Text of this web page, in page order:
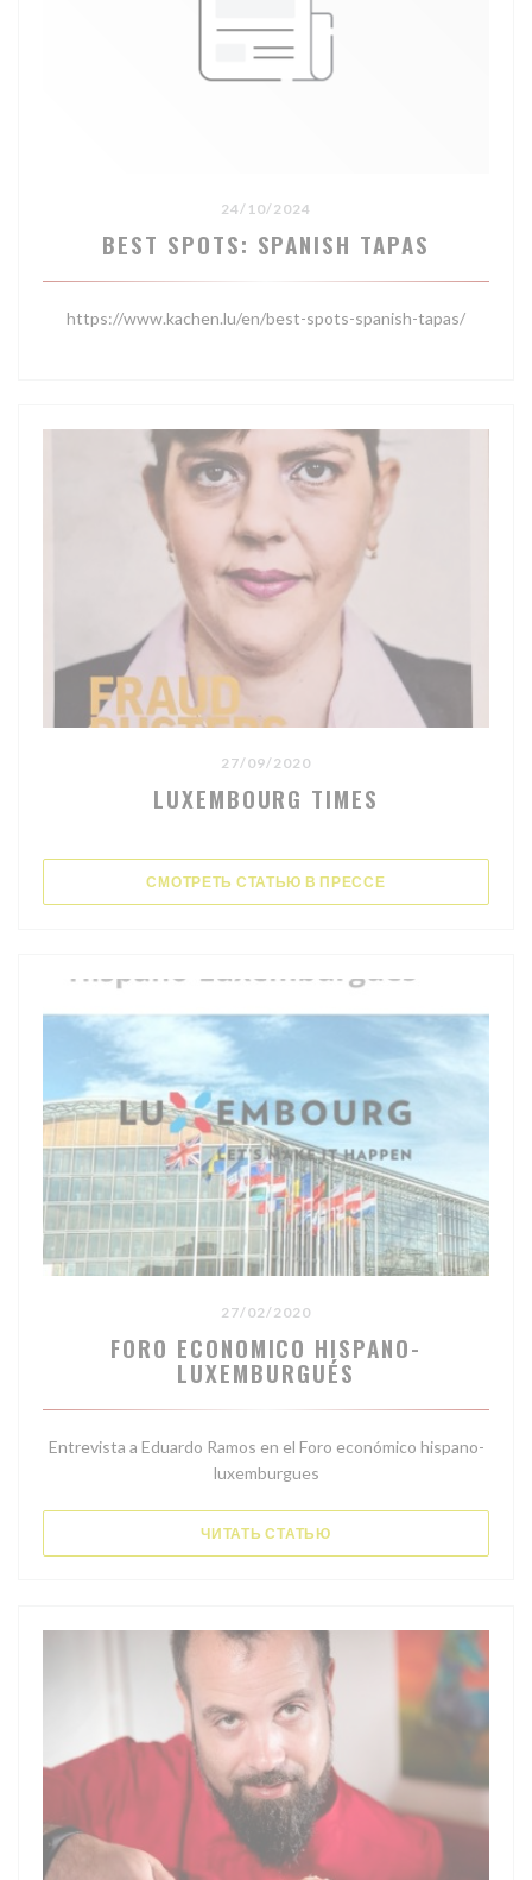
24/10/2024
BEST SPOTS: SPANISH TAPAS
https://www.kachen.lu/en/best-spots-spanish-tapas/
27/09/2020
LUXEMBOURG TIMES
СМОТРЕТЬ СТАТЬЮ В ПРЕССЕ((ОТКРЫВАЕТСЯ
27/02/2020
FORO ECONOMICO HISPANO-
LUXEMBURGUÉS
Entrevista a Eduardo Ramos en el Foro económico hispano-
luxemburgues
ЧИТАТЬ СТАТЬЮ((ОТКРЫВАЕТСЯ В